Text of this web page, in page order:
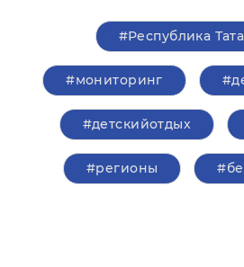
#Республика
#мониторинг
#детскийотдых
#регионы